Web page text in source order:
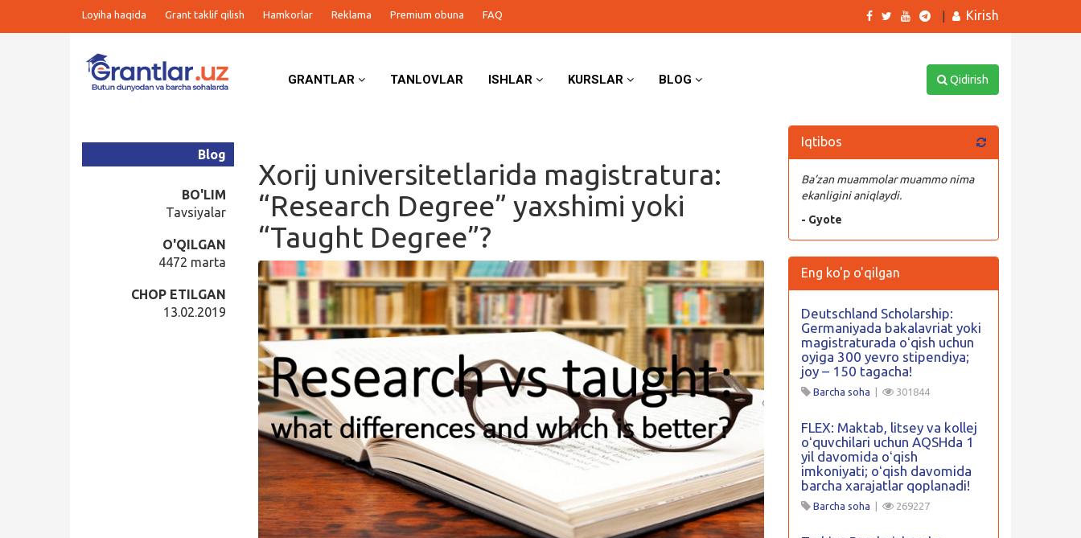
Loyiha haqida Grant taklif qilish Hamkorlar Reklama Premium obuna FAQ Kirish
GRANTLAR TANLOVLAR ISHLAR KURSLAR BLOG Qidirish
Xorij universitetlarida magistratura:
“Research Degree” yaxshimi yoki
“Taught Degree”?
Blog
BO'LIM
Tavsiyalar
O'QILGAN
4472 marta
CHOP ETILGAN
13.02.2019
Iqtibos
Ba’zan muammolar muammo nima
ekanligini aniqlaydi.
- Gyote
Eng ko'p o'qilgan
Deutschland Scholarship:
Germaniyada bakalavriat yoki
magistraturada oʻqish uchun
oyiga 300 yevro stipendiya;
joy – 150 tagacha!
Barcha soha 301844
FLEX: Maktab, litsey va kollej
oʻquvchilari uchun AQSHda 1
yil davomida oʻqish
imkoniyati; oʻqish davomida
barcha xarajatlar qoplanadi!
Barcha soha 269227